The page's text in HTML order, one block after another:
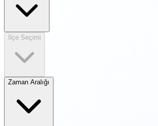
İlçe Seçimi
Zaman Aralığı